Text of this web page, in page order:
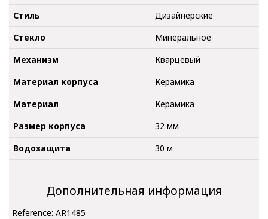
Стиль
Дизайнерские
Стекло
Минеральное
Механизм
Кварцевый
Материал корпуса
Керамика
Материал
Керамика
Размер корпуса
32 мм
Водозащита
30 м
Дополнительная информация
Reference: AR1485